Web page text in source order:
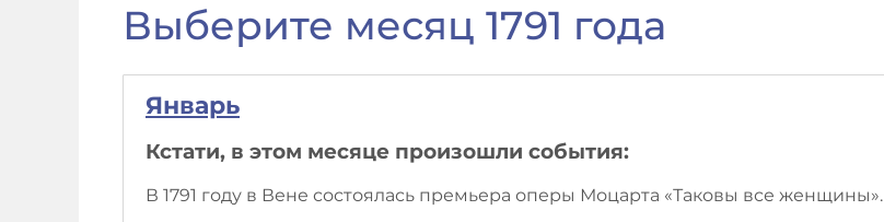
Выберите месяц 1791 года
Январь
Кстати, в этом месяце произошли события:
В 1791 году в Вене состоялась премьера оперы Моцарта «Таковы все женщины».